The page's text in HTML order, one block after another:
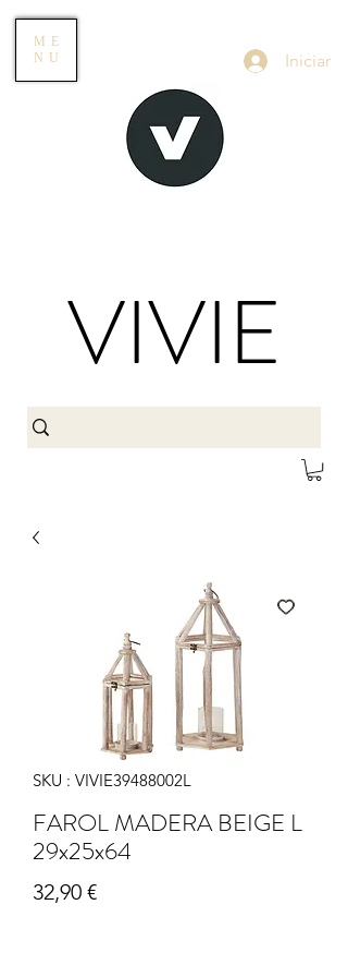
ME
NU
Iniciar
VIVIE
SKU : VIVIE39488002L
FAROL MADERA BEIGE L
29x25x64
32,90 €Prix